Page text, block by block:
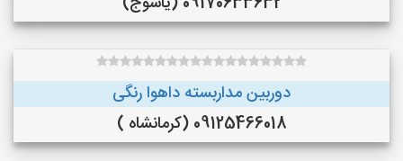
دوربین مداربسته داهوا رنگی
09125466018 (کرمانشاه )